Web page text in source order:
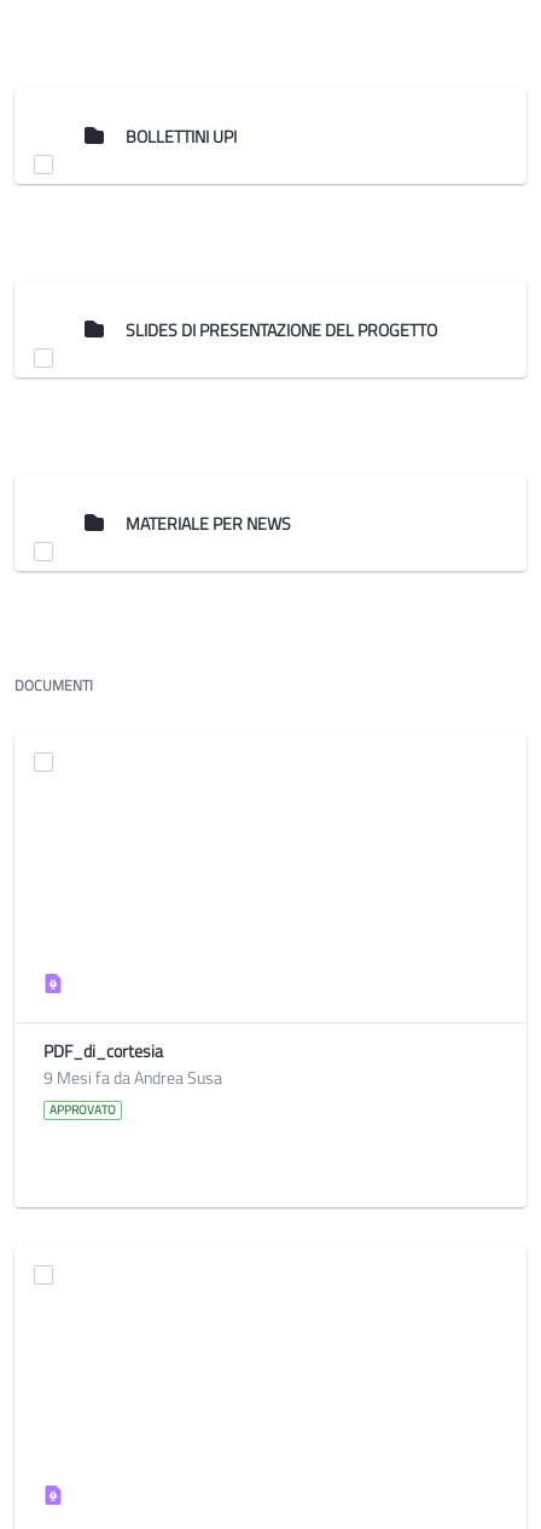
BOLLETTINI UPI
SLIDES DI PRESENTAZIONE DEL PROGETTO
MATERIALE PER NEWS
DOCUMENTI
PDF_di_cortesia
9 Mesi fa da Andrea Susa
APPROVATO